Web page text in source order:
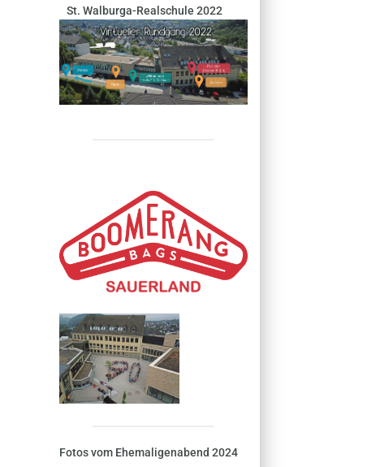
St. Walburga-Realschule 2022
Fotos vom Ehemaligenabend 2024